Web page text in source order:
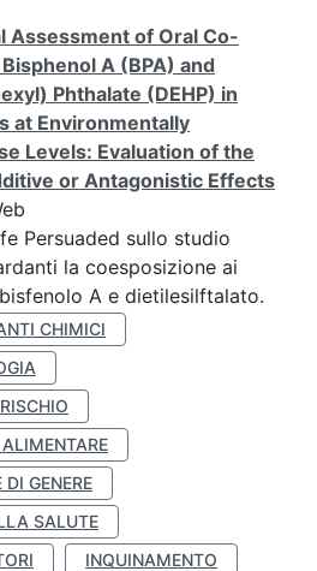
Assessment of Oral Co-
A (BPA) and
Phthalate (DEHP) in
at Environmentally
Levels: Evaluation of the
or Antagonistic Effects
Persuaded sullo studio
la coesposizione ai
A e dietilesilftalato.
CHIMICI
DI GENERE
SALUTE
INQUINAMENTO